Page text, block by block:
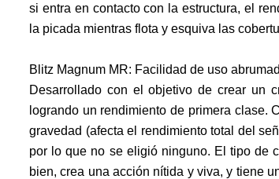
si entra en contacto con la estructura, el
la picada mientras flota y esquiva las
Blitz Magnum MR: Facilidad de uso
Desarrollado con el objetivo de crear un
logrando un rendimiento de primera clase.
gravedad (afecta el rendimiento total del
por lo que no se eligió ninguno. El tipo de
bien, crea una acción nítida y viva, y tiene